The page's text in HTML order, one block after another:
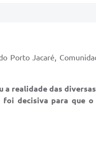
Porto Jacaré,
realidade das
foi decisiva para que